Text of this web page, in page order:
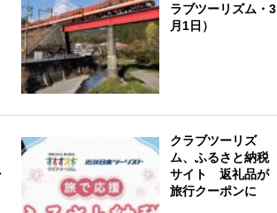
ラブツーリズム・3
月1日）
クラブツーリズ
ム、ふるさと納税
サイト 返礼品が
旅行クーポンに